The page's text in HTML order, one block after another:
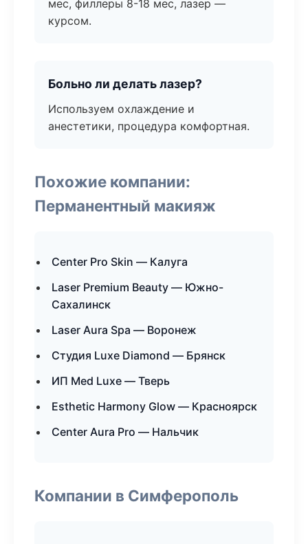
мес, филлеры 8-18 мес, лазер —
курсом.
Больно ли делать лазер?
Используем охлаждение и
анестетики, процедура комфортная.
Похожие компании:
Перманентный макияж
Center Pro Skin — Калуга
Laser Premium Beauty — Южно-
Сахалинск
Laser Aura Spa — Воронеж
Студия Luxe Diamond — Брянск
ИП Med Luxe — Тверь
Esthetic Harmony Glow — Красноярск
Center Aura Pro — Нальчик
Компании в Симферополь